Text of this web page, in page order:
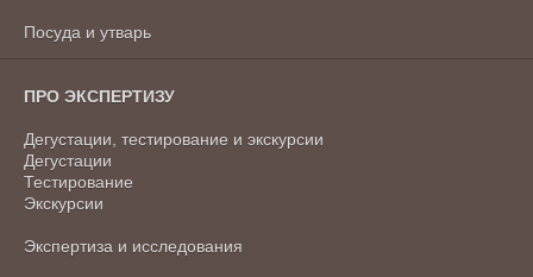
Посуда и утварь
ПРО ЭКСПЕРТИЗУ
Дегустации, тестирование и экскурсии
Дегустации
Тестирование
Экскурсии
Экспертиза и исследования